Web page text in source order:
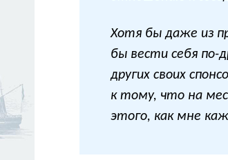
Хотя бы даже из
бы вести себя по-
других своих
к тому, что на
этого, как мне